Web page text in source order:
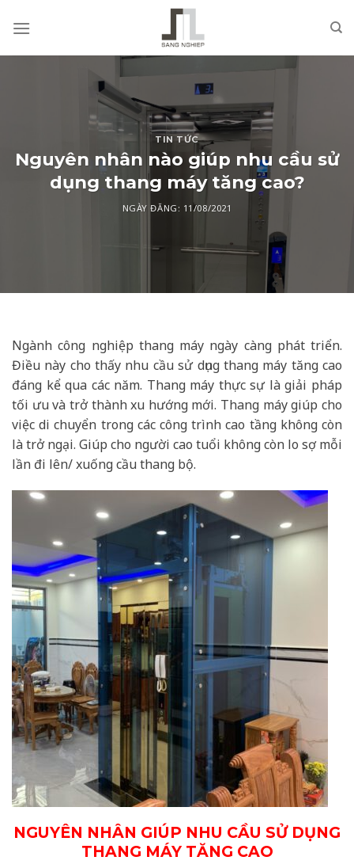
TIN TỨC
Nguyên nhân nào giúp nhu cầu sử
dụng thang máy tăng cao?
NGÀY ĐĂNG: 11/08/2021
Ngành công nghiệp thang máy ngày càng phát triển.
Điều này cho thấy nhu cầu sử dụng thang máy tăng cao
đáng kể qua các năm. Thang máy thực sự là giải pháp
tối ưu và trở thành xu hướng mới. Thang máy giúp cho
việc di chuyển trong các công trình cao tầng không còn
là trở ngại. Giúp cho người cao tuổi không còn lo sợ mỗi
lần đi lên/ xuống cầu thang bộ.
NGUYÊN NHÂN GIÚP NHU CẦU SỬ DỤNG
THANG MÁY TĂNG CAO